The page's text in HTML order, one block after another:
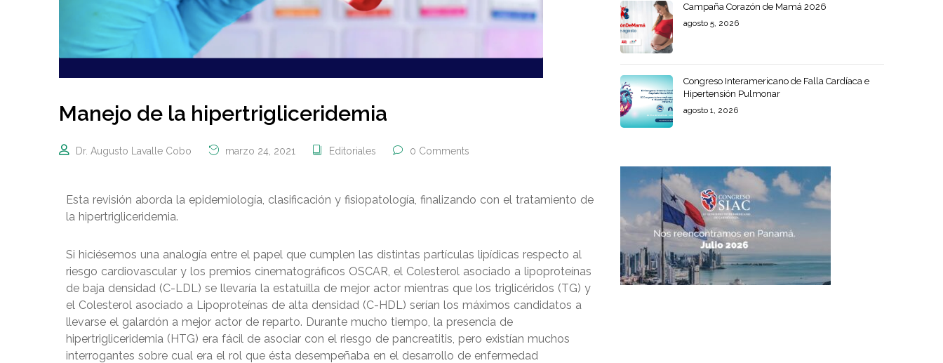
Manejo de la hipertrigliceridemia
Dr. Augusto Lavalle Cobo marzo 24, 2021 Editoriales 0 Comments
Esta revisión aborda la epidemiología, clasificación y fisiopatología, finalizando con el tratamiento de
la hipertrigliceridemia.
Si hiciésemos una analogía entre el papel que cumplen las distintas partículas lipídicas respecto al
riesgo cardiovascular y los premios cinematográficos OSCAR, el Colesterol asociado a lipoproteínas
de baja densidad (C-LDL) se llevaría la estatuilla de mejor actor mientras que los triglicéridos (TG) y
el Colesterol asociado a Lipoproteínas de alta densidad (C-HDL) serían los máximos candidatos a
llevarse el galardón a mejor actor de reparto. Durante mucho tiempo, la presencia de
hipertrigliceridemia (HTG) era fácil de asociar con el riesgo de pancreatitis, pero existían muchos
interrogantes sobre cual era el rol que ésta desempeñaba en el desarrollo de enfermedad
Campaña Corazón de Mamá 2026
agosto 5, 2026
Congreso Interamericano de Falla Cardíaca e
Hipertensión Pulmonar
agosto 1, 2026